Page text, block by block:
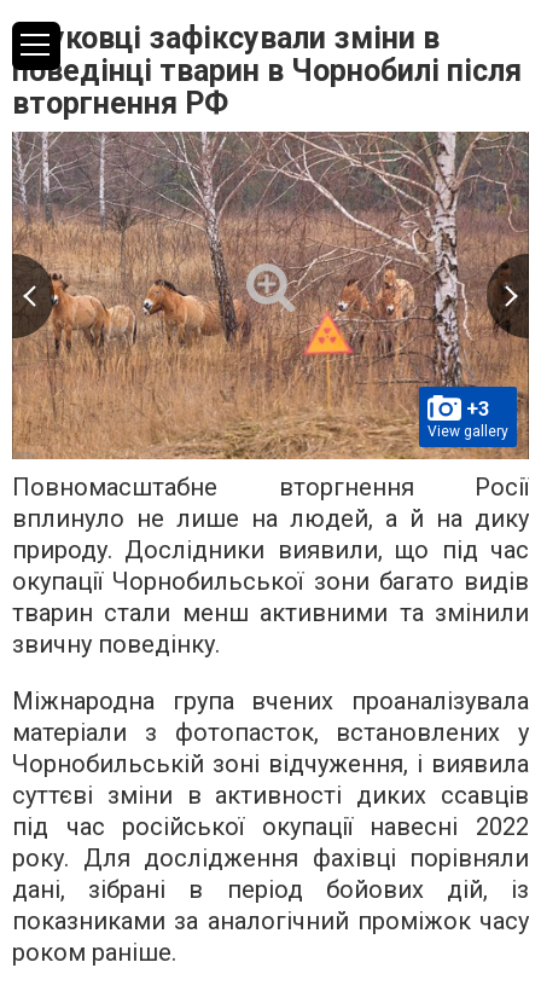
Науковці зафіксували зміни в
поведінці тварин в Чорнобилі після
вторгнення РФ
+3
View gallery
Повномасштабне вторгнення Росії
вплинуло не лише на людей, а й на дику
природу. Дослідники виявили, що під час
окупації Чорнобильської зони багато видів
тварин стали менш активними та змінили
звичну поведінку.
Міжнародна група вчених проаналізувала
матеріали з фотопасток, встановлених у
Чорнобильській зоні відчуження, і виявила
суттєві зміни в активності диких ссавців
під час російської окупації навесні 2022
року. Для дослідження фахівці порівняли
дані, зібрані в період бойових дій, із
показниками за аналогічний проміжок часу
роком раніше.